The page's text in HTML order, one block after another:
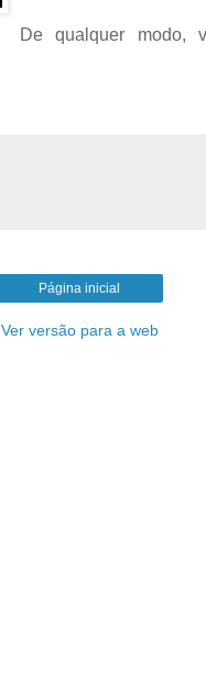
De qualquer modo,
Página inicial
Ver versão para a web